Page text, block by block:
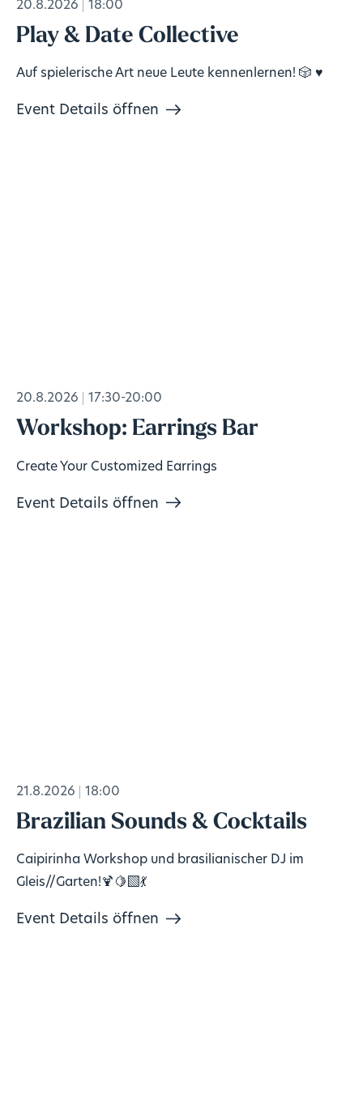
20.8.2026 18:00
Play & Date Collective
Auf spielerische Art neue Leute kennenlernen! 🎲 ♥️
Event Details öffnen
20.8.2026 17:30-20:00
Workshop: Earrings Bar
Create Your Customized Earrings
Event Details öffnen
21.8.2026 18:00
Brazilian Sounds & Cocktails
Caipirinha Workshop und brasilianischer DJ im
Gleis//Garten!🍹🍋‍🟩💃
Event Details öffnen